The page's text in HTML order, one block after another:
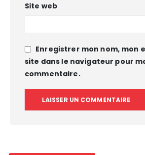
Site web
Enregistrer mon nom, mon
site dans le navigateur pour
commentaire.